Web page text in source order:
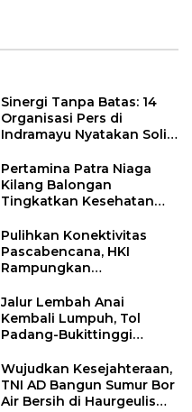
Sinergi Tanpa Batas: 14
Organisasi Pers di
Indramayu Nyatakan Solid
Pertamina Patra Niaga
Kilang Balongan
Tingkatkan Kesehatan
Pemeriksaan Kesehatan
Rutin dan Edukasi
Perawatan Gigi
Pulihkan Konektivitas
Pascabencana, HKI
Rampungkan
Lembah Anai dan Malalak
Jalur Lembah Anai
Kembali Lumpuh, Tol
Padang-Bukittinggi
Strategis
Wujudkan Kesejahteraan,
TNI AD Bangun Sumur Bor
Air Bersih di Haurgeulis